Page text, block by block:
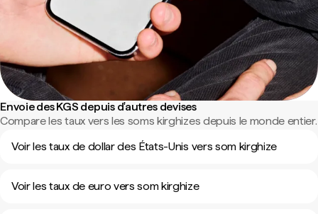
Envoie des KGS depuis d'autres devises
Compare les taux vers les soms kirghizes depuis le monde entier.
Voir les taux de dollar des États-Unis vers som kirghize
Voir les taux de euro vers som kirghize